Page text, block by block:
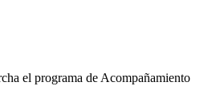
el programa de Acompañamiento